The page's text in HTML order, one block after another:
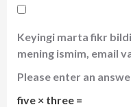
Keyingi marta fikr
mening ismim, email
Please enter an
five × three =